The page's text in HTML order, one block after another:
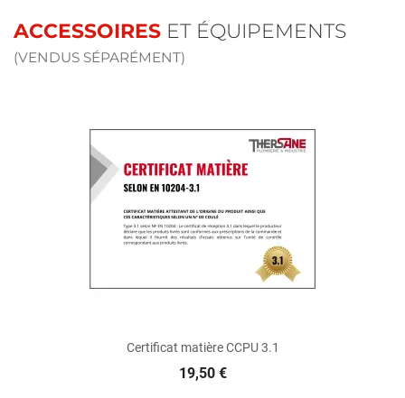
ACCESSOIRES ET ÉQUIPEMENTS
(VENDUS SÉPARÉMENT)
Certificat matière CCPU 3.1
19,50 €